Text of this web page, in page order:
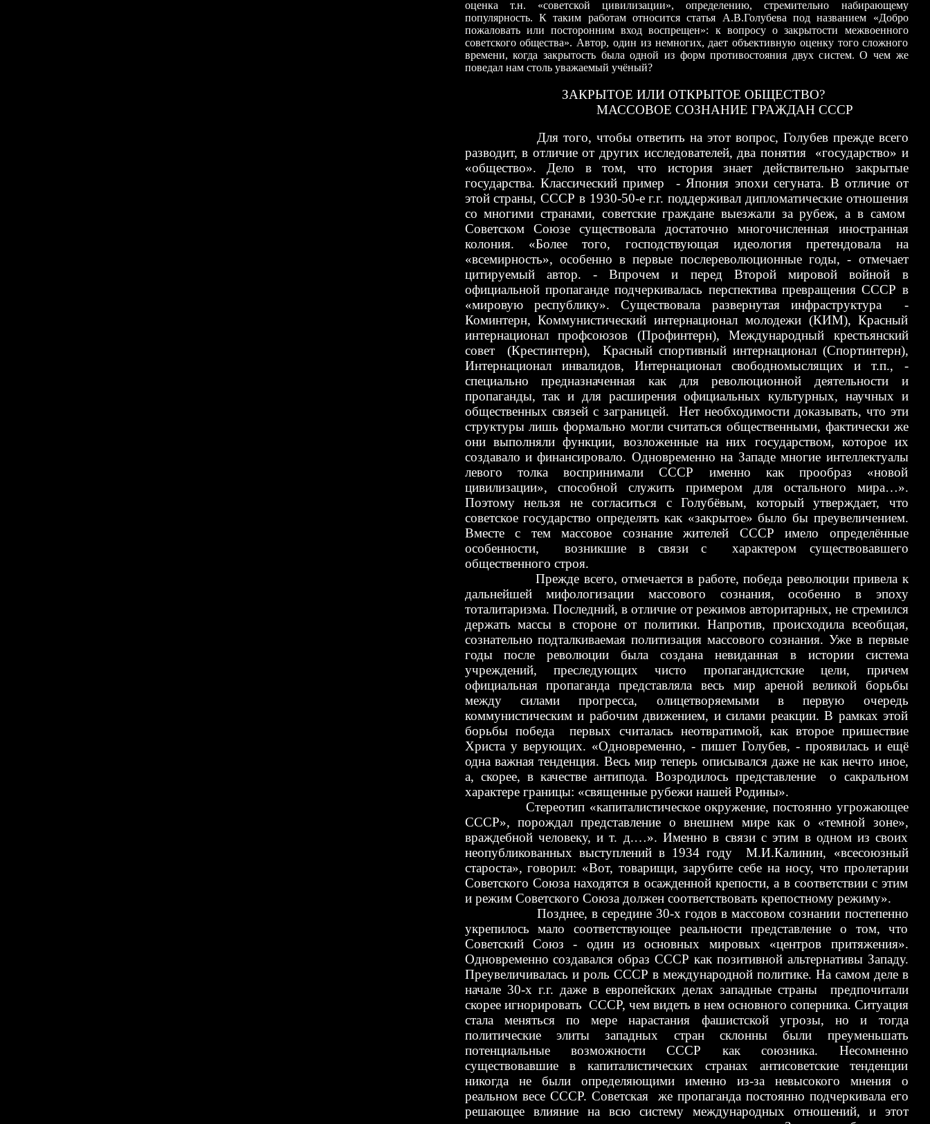
оценка т.н. «советской цивилизации», определению, стремительно набирающему
популярность. К таким работам относится статья А.В.Голубева под названием «Добро
пожаловать или посторонним вход воспрещен»: к вопросу о закрытости межвоенного
советского общества». Автор, один из немногих, дает объективную оценку того сложного
времени, когда закрытость была одной из форм противостояния двух систем. О чем же
поведал нам столь уважаемый учёный?
ЗАКРЫТОЕ ИЛИ ОТКРЫТОЕ ОБЩЕСТВО?
МАССОВОЕ СОЗНАНИЕ ГРАЖДАН СССР
Для того, чтобы ответить на этот вопрос, Голубев прежде всего
разводит, в отличие от других исследователей, два понятия
«государство» и
«общество». Дело в том, что история знает действительно закрытые
государства. Классический пример - Япония эпохи сегуната. В отличие от
этой страны, СССР в 1930-50-е г.г. поддерживал дипломатические отношения
со многими странами, советские граждане выезжали за рубеж, а в самом
Советском Союзе существовала достаточно многочисленная иностранная
колония. «Более того, господствующая идеология претендовала на
«всемирность», особенно в первые послереволюционные годы, - отмечает
цитируемый автор. -Впрочем и перед Второй мировой войной в
официальной пропаганде подчеркивалась перспектива превращения СССР в
«мировую республику». Существовала развернутая инфраструктура -
Коминтерн, Коммунистический интернационал молодежи (КИМ), Красный
интернационал профсоюзов (Профинтерн), Международный крестьянский
совет (Крестинтерн), Красный спортивный интернационал (Спортинтерн),
Интернационал инвалидов, Интернационал свободномыслящих и т.п., -
специально предназначенная как для революционной деятельности и
пропаганды, так и для расширения официальных культурных, научных и
общественных связей с заграницей. Нет необходимости доказывать, что эти
структуры лишь формально могли считаться общественными, фактически же
они выполняли функции, возложенные на них государством, которое их
создавало и финансировало. Одновременно на Западе многие интеллектуалы
левого толка воспринимали СССР именно как прообраз «новой
цивилизации», способной служить примером для остального мира…».
Поэтомунельзя не согласиться с Голубёвым, который утверждает, что
советское государство определять как «закрытое» было бы преувеличением.
Вместе с тем массовое сознание жителей СССР имело определённые
особенности, возникшие в связи с характером существовавшего
общественного строя.
Прежде всего, отмечается в работе, победа революции привела к
дальнейшей мифологизации массового сознания, особенно в эпоху
тоталитаризма. Последний, в отличие от режимов авторитарных, не стремился
держать массы в стороне от политики. Напротив, происходила всеобщая,
сознательно подталкиваемая политизация массового сознания. Уже в первые
годы после революции была создана невиданная в истории система
учреждений, преследующих чисто пропагандистские цели, причем
официальная пропаганда представляла весь мир ареной великой борьбы
между силами прогресса, олицетворяемыми в первую очередь
коммунистическим и рабочим движением, и силами реакции. В рамках этой
борьбы победа первых считалась неотвратимой, как второе пришествие
Христа у верующих. «Одновременно, - пишет Голубев, - проявилась и ещё
одна важная тенденция. Весь мир теперь описывался даже не как нечто иное,
а, скорее, в качестве антипода. Возродилось представление о сакральном
характере границы: «священные рубежи нашей Родины».
Стереотип «капиталистическое окружение, постоянно угрожающее
СССР», порождал представление о внешнем мире как о «темной зоне»,
враждебной человеку, и т. д.…». Именно в связи с этим в одном из своих
неопубликованных выступлений в 1934 году М.И.Калинин, «всесоюзный
староста», говорил: «Вот, товарищи, зарубите себе на носу, что пролетарии
Советского Союза находятся в осажденной крепости, а в соответствии с этим
и режим Советского Союза должен соответствовать крепостному режиму».
Позднее, в середине 30-х годов в массовом сознании постепенно
укрепилось мало соответствующее реальности представление о том, что
Советский Союз- один из основных мировых «центров притяжения».
Одновременно создавался образ СССР как позитивной альтернативы Западу.
Преувеличивалась и роль СССР в международной политике. На самом деле в
начале 30-х г.г. даже в европейских делах западные страны предпочитали
скорее игнорировать СССР, чем видеть в нем основного соперника. Ситуация
стала меняться по мере нарастания фашистской угрозы, но и тогда
политические элиты западных стран склонны были преуменьшать
потенциальные возможности СССР как союзника. Несомненно
существовавшие в капиталистических странах антисоветские тенденции
никогда не были определяющими именно из-за невысокого мнения о
реальном весе СССР. Советская же пропаганда постоянно подчеркивала его
решающее влияние на всю систему международных отношений, и этот